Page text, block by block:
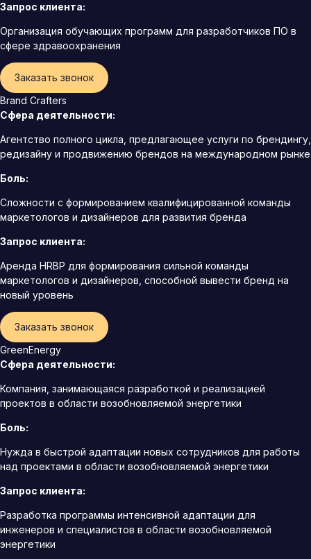
Запрос клиента:
Организация обучающих программ для разработчиков ПО в
сфере здравоохранения
Заказать звонок
Brand Crafters
Сфера деятельности:
Агентство полного цикла, предлагающее услуги по брендингу,
редизайну и продвижению брендов на международном рынке
Боль:
Сложности с формированием квалифицированной команды
маркетологов и дизайнеров для развития бренда
Запрос клиента:
Аренда HRBP для формирования сильной команды
маркетологов и дизайнеров, способной вывести бренд на
новый уровень
Заказать звонок
GreenEnergy
Сфера деятельности:
Компания, занимающаяся разработкой и реализацией
проектов в области возобновляемой энергетики
Боль:
Нужда в быстрой адаптации новых сотрудников для работы
над проектами в области возобновляемой энергетики
Запрос клиента:
Разработка программы интенсивной адаптации для
инженеров и специалистов в области возобновляемой
энергетики